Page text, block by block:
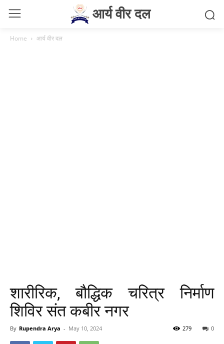
आर्य वीर दल
Home आर्य वीर दल
शारीरिक, बौद्धिक चरित्र निर्माण
शिविर संत कबीर नगर
By Rupendra Arya - May 10, 2024 0
279